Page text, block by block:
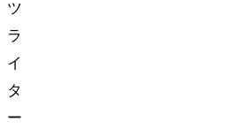
ツ
ラ
イ
タ
ー